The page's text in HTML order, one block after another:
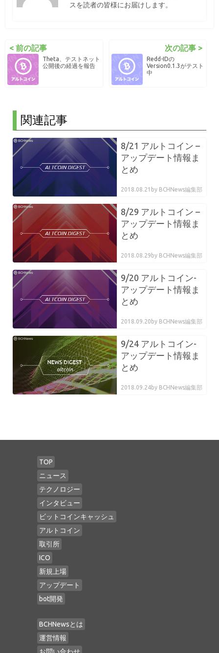
スを読者の皆様にお届けします。
< 前の記事
Theta、テストネット
公開後の経過を報告
次の記事 >
Redd-IDの
Version0.1.3がテスト
中
関連記事
8/21 アルトコイン –
アップデート情報ま
とめ
2018.08.21 by BCHNews編集部
8/29 アルトコイン –
アップデート情報ま
とめ
2018.08.29 by BCHNews編集部
9/20 アルトコイン-
アップデート情報ま
とめ
2018.09.20 by BCHNews編集部
9/24 アルトコイン-
アップデート情報ま
とめ
2018.09.24by BCHNews編集部
TOP
ニュース
テクノロジー
インタビュー
ビットコインキャッシュ
アルトコイン
取引所
ICO
新規上場
アップデート
bot開発
BCHNewsとは
運営情報